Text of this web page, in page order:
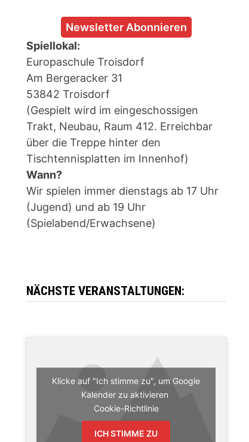
Newsletter Abonnieren
Spiellokal:
Europaschule Troisdorf
Am Bergeracker 31
53842 Troisdorf
(Gespielt wird im eingeschossigen
Trakt, Neubau, Raum 412. Erreichbar
über die Treppe hinter den
Tischtennisplatten im Innenhof)
Wann?
Wir spielen immer dienstags ab 17 Uhr
(Jugend) und ab 19 Uhr
(Spielabend/Erwachsene)
NÄCHSTE VERANSTALTUNGEN:
Klicke auf "Ich stimme zu", um Google
Kalender zu aktivieren
Cookie-Richtlinie
ICH STIMME ZU